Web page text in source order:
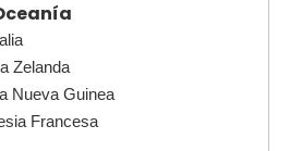
Zelanda
Nueva Guinea
Francesa